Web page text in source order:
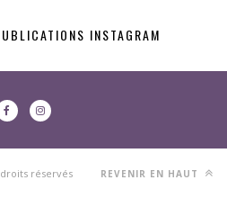
INSTAGRAM
réservés REVENIR EN HAUT